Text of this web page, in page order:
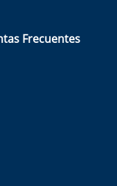
Frecuentes